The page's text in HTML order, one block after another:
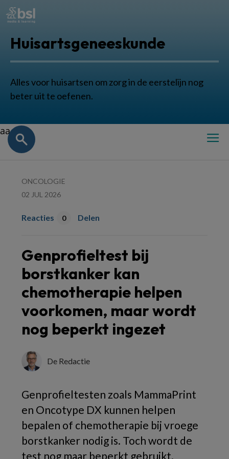
Huisartsgeneeskunde
Alles voor huisartsen om zorg in de eerstelijn nog
beter uit te oefenen.
aa
ONCOLOGIE
02 JUL 2026
Reacties 0 Delen
Genprofieltest bij
borstkanker kan
chemotherapie helpen
voorkomen, maar wordt
nog beperkt ingezet
De Redactie
Genprofieltesten zoals MammaPrint
en Oncotype DX kunnen helpen
bepalen of chemotherapie bij vroege
borstkanker nodig is. Toch wordt de
test nog maar beperkt gebruikt.